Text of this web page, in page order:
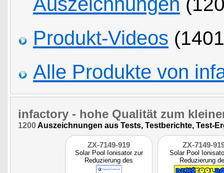
Produkt-Videos
Alle Produkte von
infactory - hohe Qualität zum
1200Auszeichnungen aus Tests, Testberichte, Test-
ZX-7149-919
Solar Pool Ionisator zur
Reduzierung des
Chlorbeda
ZX-7149-
Solar Pool
Reduzierung
Chlorbeda